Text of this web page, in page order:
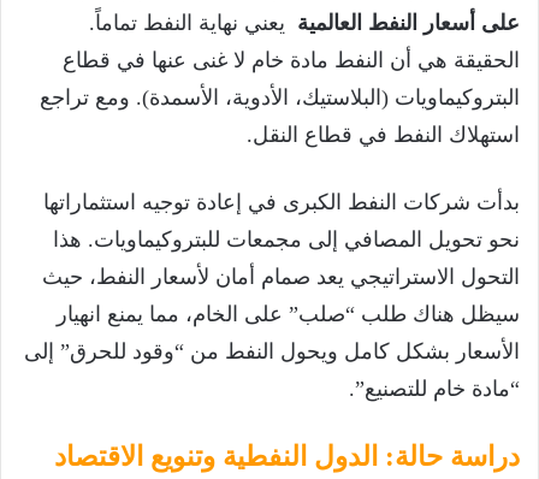
على أسعار النفط العالمية يعني نهاية النفط تماماً.
الحقيقة هي أن النفط مادة خام لا غنى عنها في قطاع
البتروكيماويات (البلاستيك، الأدوية، الأسمدة). ومع تراجع
استهلاك النفط في قطاع النقل.
بدأت شركات النفط الكبرى في إعادة توجيه استثماراتها
نحو تحويل المصافي إلى مجمعات للبتروكيماويات. هذا
التحول الاستراتيجي يعد صمام أمان لأسعار النفط، حيث
سيظل هناك طلب “صلب” على الخام، مما يمنع انهيار
الأسعار بشكل كامل ويحول النفط من “وقود للحرق” إلى
“مادة خام للتصنيع”.
دراسة حالة: الدول النفطية وتنويع الاقتصاد